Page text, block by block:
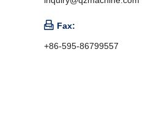
 Fax:
+86-595-86799557